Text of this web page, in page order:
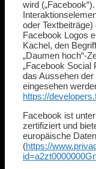
wird
oder
Facebook Logos
Kachel, den
„Daumen hoch“-
„Facebook Social
das Aussehen
eingesehen
https://
Facebook ist
zertifiziert und
europäische
(https://